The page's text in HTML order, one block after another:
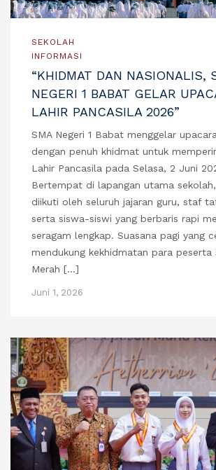
SEKOLAH
INFORMASI
“KHIDMAT DAN NASIONALIS,
NEGERI 1 BABAT GELAR
LAHIR PANCASILA 2026”
SMA Negeri 1 Babat menggelar
dengan penuh khidmat untuk
Lahir Pancasila pada Selasa, 2 Juni
Bertempat di lapangan utama
diikuti oleh seluruh jajaran guru, staf
serta siswa-siswi yang berbaris rapi
seragam lengkap. Suasana pagi yang
mendukung kekhidmatan para peserta
Merah […]
Juni 1, 2026